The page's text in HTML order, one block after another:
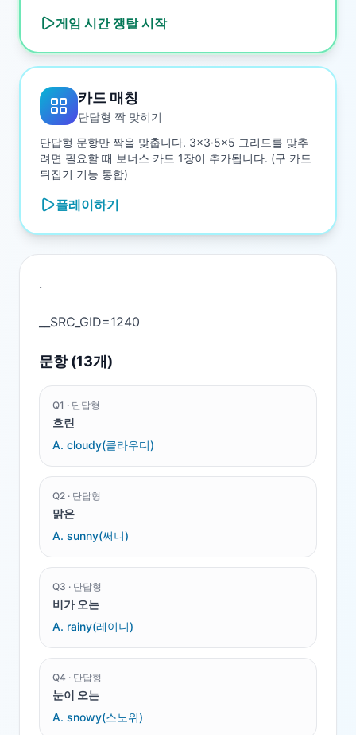
게임 시간 쟁탈시작
카드 매칭
단답형 짝 맞히기
단답형 문항만 짝을 맞춥니다. 3×3·5×5 그리드를 맞추
려면 필요할 때 보너스 카드 1장이 추가됩니다. (구 카드
뒤집기 기능 통합)
플레이하기
.
문항 (13개)
Q1 · 단답형
흐린
A. cloudy(클라우디)
Q2 · 단답형
맑은
A. sunny(써니)
Q3 · 단답형
비가 오는
A. rainy(레이니)
Q4 · 단답형
눈이 오는
A. snowy(스노위)